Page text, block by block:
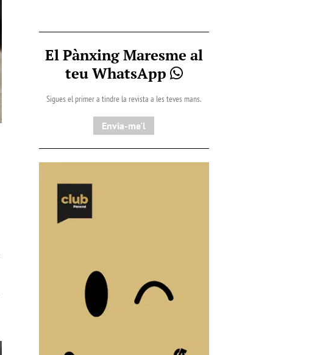
El Pànxing Maresme al
teu WhatsApp
Sigues el primer a tindre la revista a les teves mans.
Envia-me'l